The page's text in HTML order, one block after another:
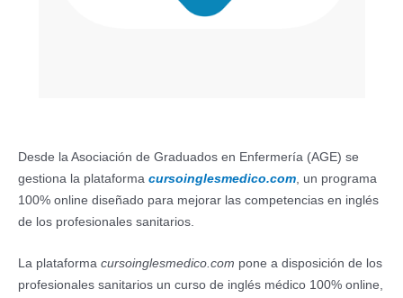
Desde la Asociación de Graduados en Enfermería (AGE) se
gestiona la plataforma cursoinglesmedico.com , un programa
100% online diseñado para mejorar las competencias en inglés
de los profesionales sanitarios.
La plataforma cursoinglesmedico.com pone a disposición de los
profesionales sanitarios un curso de inglés médico 100% online,